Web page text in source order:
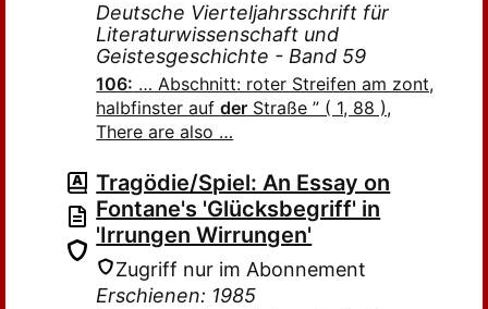
Deutsche Vierteljahrsschrift für
Literaturwissenschaft und
Geistesgeschichte - Band 59
106: … Abschnitt: roter Streifen am zont,
halbfinster aufder Straße ” ( 1, 88 ),
There are also …
Tragödie/Spiel: An Essay on
Fontane's 'Glücksbegriff' in
'Irrungen Wirrungen'
Zugriff nur im Abonnement
Erschienen: 1985